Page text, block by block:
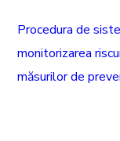
Procedura de
monitorizarea
măsurilor de